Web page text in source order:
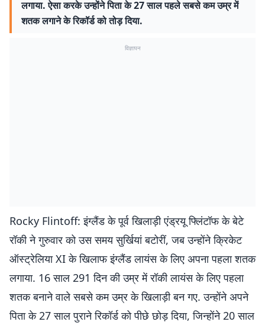
लगाया. ऐसा करके उन्होंने पिता के 27 साल पहले सबसे कम उम्र में
शतक लगाने के रिकॉर्ड को तोड़ दिया.
विज्ञापन
Rocky Flintoff: इंग्लैंड के पूर्व खिलाड़ी एंड्रयू फ्लिंटॉफ के बेटे
रॉकी ने गुरुवार को उस समय सुर्खियां बटोरीं, जब उन्होंने क्रिकेट
ऑस्ट्रेलिया XI के खिलाफ इंग्लैंड लायंस के लिए अपना पहला शतक
लगाया. 16 साल 291 दिन की उम्र में रॉकी लायंस के लिए पहला
शतक बनाने वाले सबसे कम उम्र के खिलाड़ी बन गए. उन्होंने अपने
पिता के 27 साल पुराने रिकॉर्ड को पीछे छोड़ दिया, जिन्होंने 20 साल